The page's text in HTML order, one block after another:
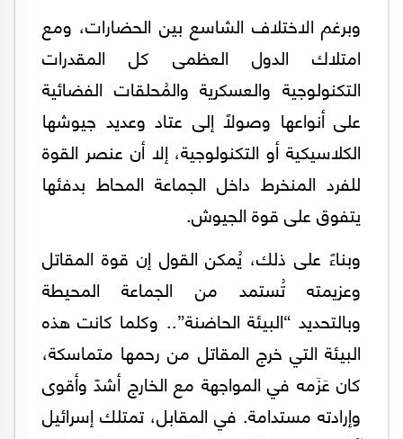
وبرغم الاختلاف الشاسع بين الحضارات، ومع
امتلاك الدول العظمى كل المقدرات
التكنولوجية والعسكرية والمُحلقات الفضائية
على أنواعها وصولًا إلى عتاد وعديد جيوشها
الكلاسيكية أو التكنولوجية، إلا أن عنصر القوة
للفرد المنخرط داخل الجماعة المحاط بدفئها
يتفوق على قوة الجيوش.
وبناءً على ذلك، يُمكن القول إن قوة المقاتل
وعزيمته تُستمد من الجماعة المحيطة
وبالتحديد “البيئة الحاضنة”.. وكلما كانت هذه
البيئة التي خرج المقاتل من رحمها متماسكة،
كان عَزَمه في المواجهة مع الخارج أشدّ وأقوى
وإرادته مستدامة. في المقابل، تمتلك إسرائيل